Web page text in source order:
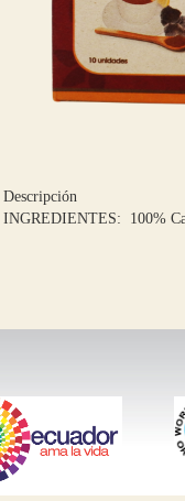
Descripción
INGREDIENTES: 100%